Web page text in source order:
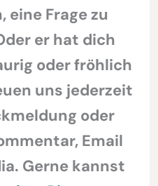
eine Frage zu
er hat dich
oder fröhlich
uns jederzeit
oder
Email
Gerne kannst